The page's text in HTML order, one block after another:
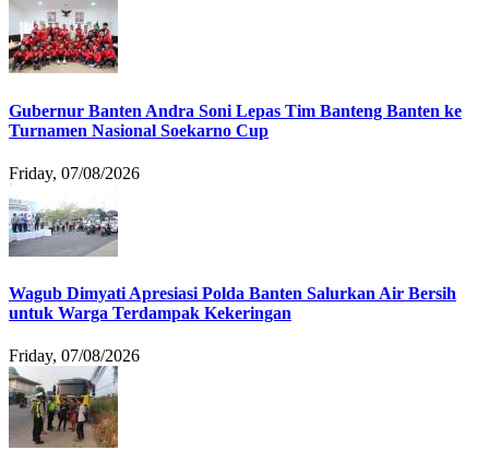
Gubernur Banten Andra Soni Lepas Tim Banteng Banten ke
Turnamen Nasional Soekarno Cup
Friday, 07/08/2026
Wagub Dimyati Apresiasi Polda Banten Salurkan Air Bersih
untuk Warga Terdampak Kekeringan
Friday, 07/08/2026